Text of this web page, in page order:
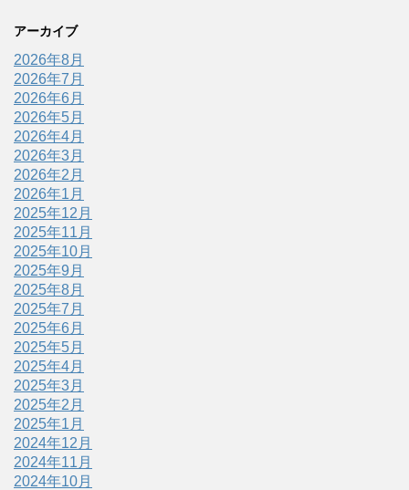
アーカイブ
2026年8月
2026年7月
2026年6月
2026年5月
2026年4月
2026年3月
2026年2月
2026年1月
2025年12月
2025年11月
2025年10月
2025年9月
2025年8月
2025年7月
2025年6月
2025年5月
2025年4月
2025年3月
2025年2月
2025年1月
2024年12月
2024年11月
2024年10月